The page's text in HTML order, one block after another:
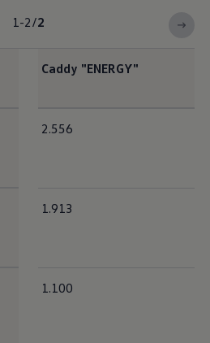
1-2/2
Caddy "ENERGY"
2.556
1.913
1.100